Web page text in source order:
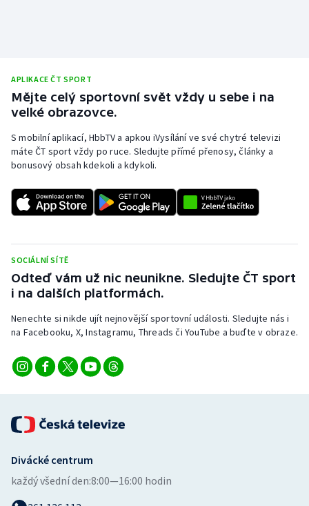
APLIKACE ČT SPORT
Mějte celý sportovní svět vždy u sebe i na
velké obrazovce.
S mobilní aplikací, HbbTV a apkou iVysílání ve své chytré televizi
máte ČT sport vždy po ruce. Sledujte přímé přenosy, články a
bonusový obsah kdekoli a kdykoli.
SOCIÁLNÍ SÍTĚ
Odteď vám už nic neunikne. Sledujte ČT sport
i na dalších platformách.
Nenechte si nikde ujít nejnovější sportovní události. Sledujte nás i
na Facebooku, X, Instagramu, Threads či YouTube a buďte v obraze.
Divácké centrum
každý všední den:8:00—16:00 hodin